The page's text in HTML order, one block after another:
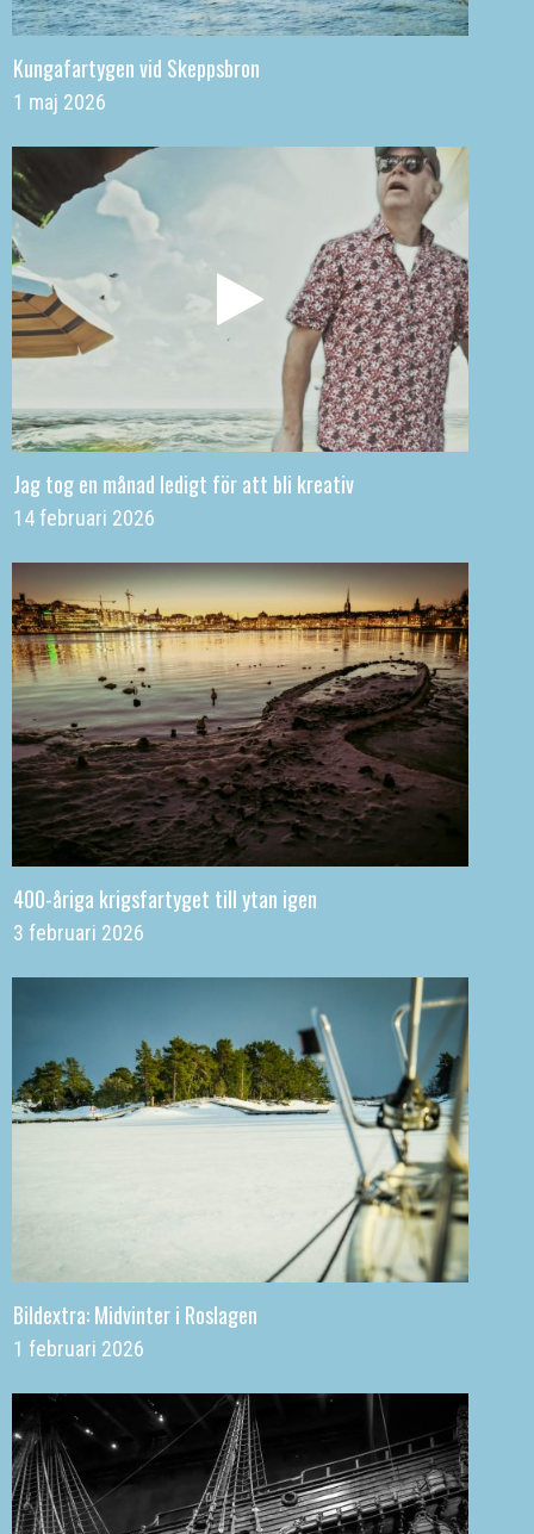
Kungafartygen vid Skeppsbron
1 maj 2026
Jag tog en månad ledigt för att bli kreativ
14 februari 2026
400-åriga krigsfartyget till ytan igen
3 februari 2026
Bildextra: Midvinter i Roslagen
1 februari 2026